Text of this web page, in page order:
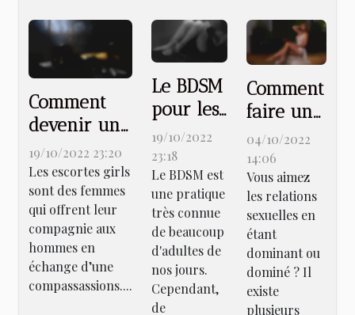
Comment
devenir une
escorte girl
?
19/10/2022 23:20
Les escortes girls
sont des femmes
qui offrent leur
compagnie aux
hommes en
échange d’une
compassassions....
Le BDSM
pour les
nuls :
tout ce
que vous
devez
savoir
avant de
vous
lancer
19/10/2022
23:18
Le BDSM est
une pratique
très connue
de beaucoup
d'adultes de
nos jours.
Cependant,
de
Comment
faire une
rencontre
de
dominant
et
dominé ?
04/10/2022
14:06
Vous aimez
les relations
sexuelles en
étant
dominant ou
dominé ? Il
existe
plusieurs